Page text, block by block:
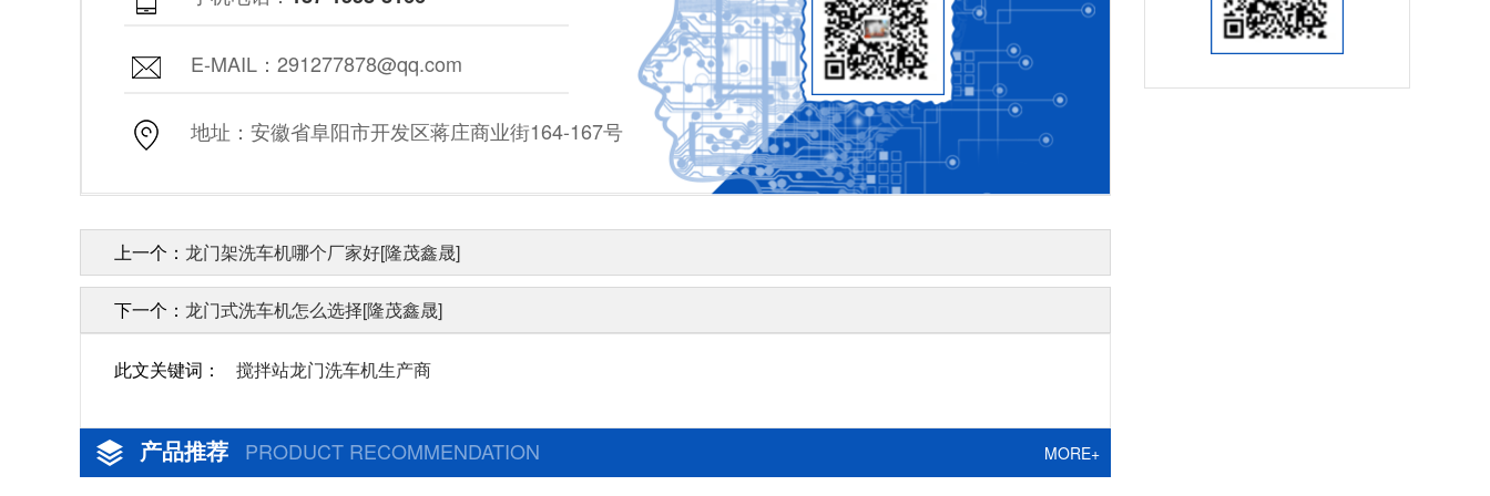
E-MAIL：291277878@qq.com
地址：安徽省阜阳市开发区蒋庄商业街164-167号
上一个： 龙门架洗车机哪个厂家好[隆茂鑫晟]
下一个： 龙门式洗车机怎么选择[隆茂鑫晟]
此文关键词： 搅拌站龙门洗车机生产商
产品推荐 PRODUCT RECOMMENDATION MORE+